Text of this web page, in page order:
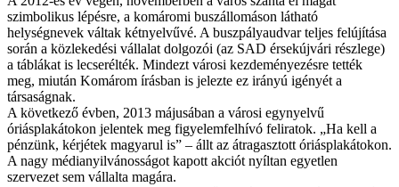
szimbolikus lépésre, a komáromi buszállomáson látható
helységnevek váltak kétnyelvűvé. A buszpályaudvar teljes felújítása
során a közlekedési vállalat dolgozói (az SAD érsekújvári részlege)
a táblákat is lecserélték. Mindezt városi kezdeményezésre tették
meg, miután Komárom írásban is jelezte ez irányú igényét a
társaságnak.
A következő évben, 2013 májusában a városi egynyelvű
óriásplakátokon jelentek meg figyelemfelhívó feliratok. „Ha kell a
pénzünk, kérjétek magyarul is” – állt az átragasztott óriásplakátokon.
A nagy médianyilvánosságot kapott akciót nyíltan egyetlen
szervezet sem vállalta magára.